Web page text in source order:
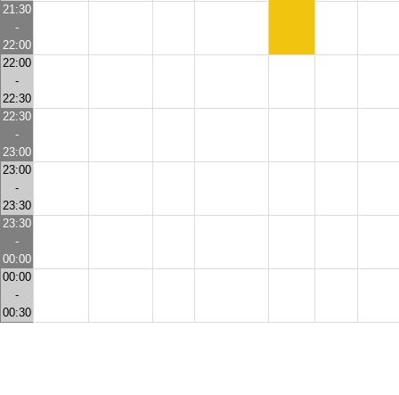
21:30
-
22:00
22:00
-
22:30
22:30
-
23:00
23:00
-
23:30
23:30
-
00:00
00:00
-
00:30